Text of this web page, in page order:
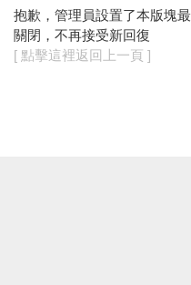
抱歉，管理員設置了本版塊
關閉，不再接受新回復
[ 點擊這裡返回上一頁 ]